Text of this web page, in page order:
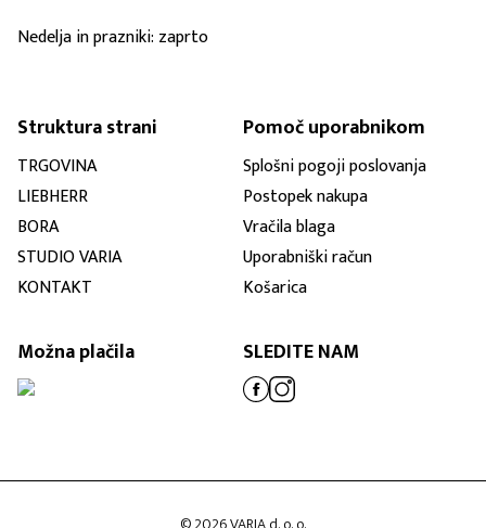
Nedelja in prazniki: zaprto
Struktura strani
TRGOVINA
LIEBHERR
BORA
STUDIO VARIA
KONTAKT
Pomoč uporabnikom
Splošni pogoji poslovanja
Postopek nakupa
Vračila blaga
Uporabniški račun
Košarica
Možna plačila SLEDITE NAM